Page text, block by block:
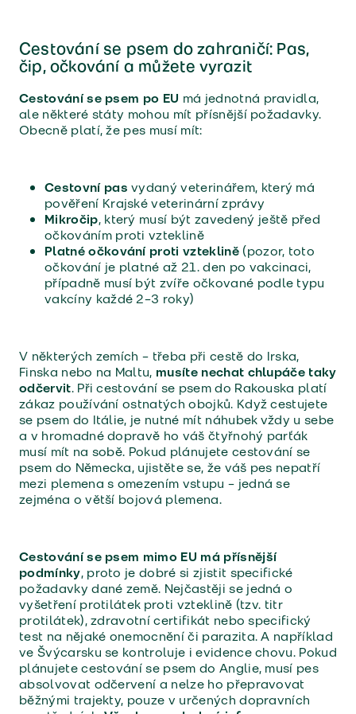
Cestování se psem do zahraničí: Pas,
čip, očkování a můžete vyrazit
Cestování se psem po EU má jednotná pravidla,
ale některé státy mohou mít přísnější požadavky.
Obecně platí, že pes musí mít:
Cestovní pas vydaný veterinářem, který má
pověření Krajské veterinární zprávy
Mikročip, který musí být zavedený ještě před
očkováním proti vzteklině
Platné očkování proti vzteklině(pozor, toto
očkování je platné až 21. den po vakcinaci,
případně musí být zvíře očkované podle typu
vakcíny každé 2–3 roky)
V některých zemích – třeba při cestě do Irska,
Finska nebo na Maltu, musíte nechat chlupáče taky
odčervit. Při cestování se psem do Rakouska platí
zákaz používání ostnatých obojků. Když cestujete
se psem do Itálie, je nutné mít náhubek vždy u sebe
a v hromadné dopravě ho váš čtyřnohý parťák
musí mít na sobě. Pokud plánujete cestování se
psem do Německa, ujistěte se, že váš pes nepatří
mezi plemena s omezením vstupu – jedná se
zejména o větší bojová plemena.
Cestování se psem mimo EU má přísnější
podmínky, proto je dobré si zjistit specifické
požadavky dané země. Nejčastěji se jedná o
vyšetření protilátek proti vzteklině (tzv. titr
protilátek), zdravotní certifikát nebo specifický
test na nějaké onemocnění či parazita. A například
ve Švýcarsku se kontroluje i evidence chovu. Pokud
plánujete cestování se psem do Anglie, musí pes
absolvovat odčervení a nelze ho přepravovat
běžnými trajekty, pouze v určených dopravních